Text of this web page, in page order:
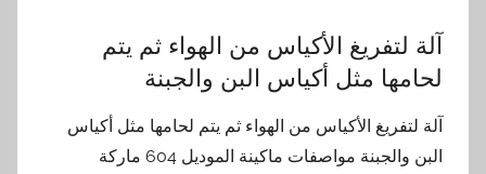
آلة لتفريغ الأكياس من الهواء ثم يتم
لحامها مثل أكياس البن والجبنة
آلة لتفريغ الأكياس من الهواء ثم يتم لحامها مثل أكياس
البن والجبنة مواصفات ماكينة الموديل 604 ماركة